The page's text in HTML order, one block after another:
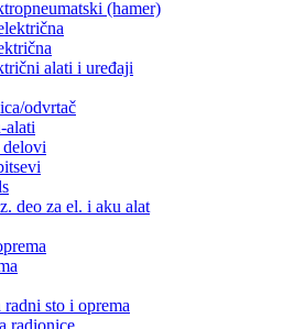
(hamer)
alati i uređaji
odvrtač
alati
deo za el. i aku alat
sto i oprema
radionice